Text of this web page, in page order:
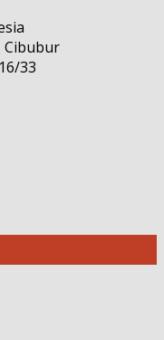
Cibubur
33